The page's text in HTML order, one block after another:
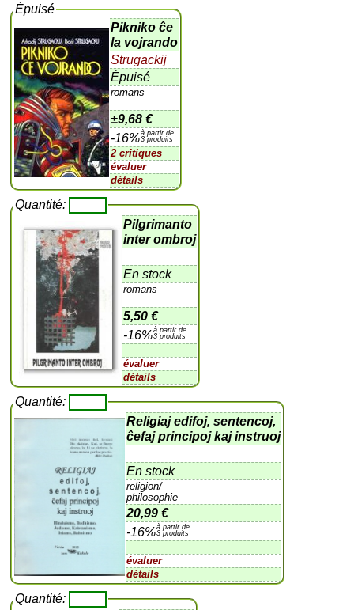
Épuisé
Pikniko ĉe
la vojrando
Strugackij
Épuisé
romans
±9,68 €
-16%à partir de
3 produits
2 critiques
évaluer
détails
Quantité:
Pilgrimanto
inter ombroj
En stock
romans
5,50 €
-16%à partir de
3 produits
évaluer
détails
Quantité:
Religiaj edifoj, sentencoj,
ĉefaj principoj kaj instruoj
En stock
religion/
philosophie
20,99 €
-16%à partir de
3 produits
évaluer
détails
Quantité: